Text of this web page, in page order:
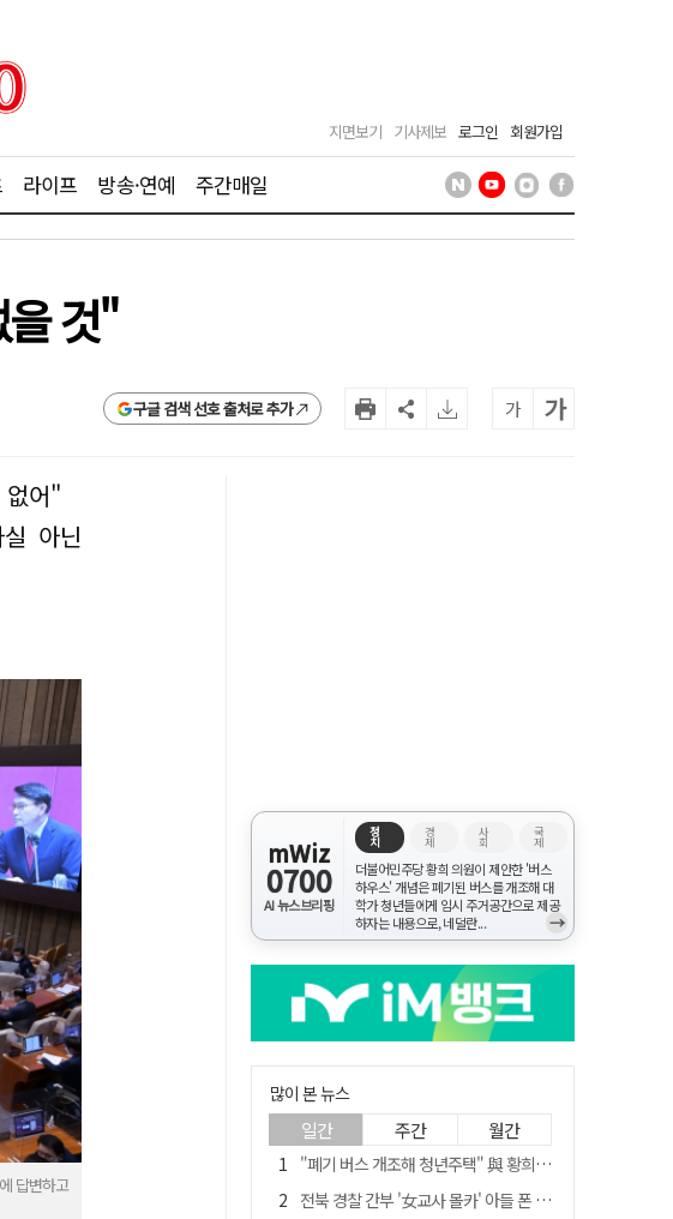
지면보기 기사제보 로그인 회원가입
라이프 방송·연예 주간매일
것"
구글 검색 선호 출처로 추가 가 가
어"
아닌
답변하고
mWiz
0700
AI 뉴스브리핑
정
치
경
제
사
회
국
제
더불어민주당 황희 의원이 제안한 '버스
하우스' 개념은 폐기된 버스를 개조해 대
학가 청년들에게 임시 주거공간으로 제공
하자는 내용으로, 네덜란...
→
많이 본 뉴스
일간 주간 월간
"폐기 버스 개조해 청년주택" 與 황희…'딸 학비는 年 4200만원'
전북 경찰 간부 '女교사 몰카' 아들 폰 부수고…"처벌 못하는 사안" 내부망에 글